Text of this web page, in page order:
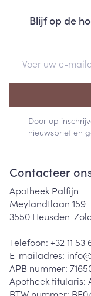
Blijf op de
Door op
nieuwsbrief en
Contacteer
Apotheek Palfijn
Meylandtlaan 159
3550 Heusden-
Telefoon: +32 11 53
E-mailadres:
APB nummer:
Apotheek titularis: